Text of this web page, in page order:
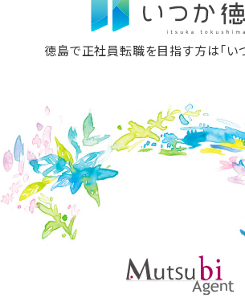
徳島で正社員転職を目指す方は「い